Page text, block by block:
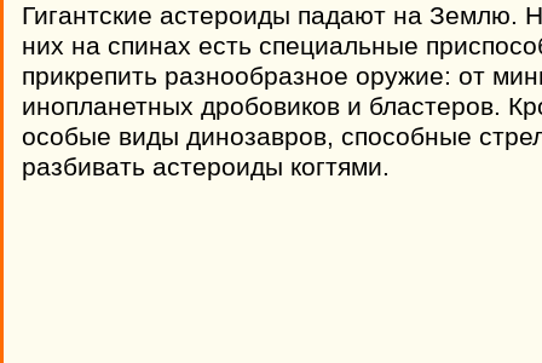
Гигантские астероиды падают на Землю.
них на спинах есть специальные
прикрепить разнообразное оружие: от
инопланетных дробовиков и бластеров.
особые виды динозавров, способные
разбивать астероиды когтями.